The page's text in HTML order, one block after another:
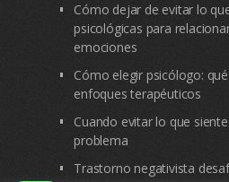
Cómo dejar de evitar lo
psicológicas para
emociones
Cómo elegir psicólogo:
enfoques terapéuticos
Cuando evitar lo que
problema
Trastorno negativista